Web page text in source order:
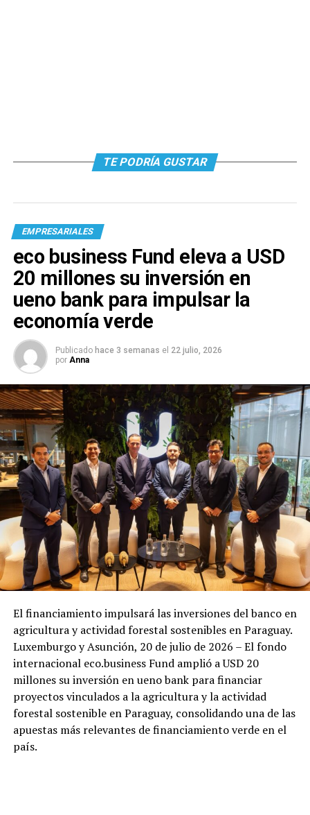
TE PODRÍA GUSTAR
EMPRESARIALES
eco business Fund eleva a USD
20 millones su inversión en
ueno bank para impulsar la
economía verde
Publicado hace 3 semanas el 22 julio, 2026
por Anna
El financiamiento impulsará las inversiones del banco en
agricultura y actividad forestal sostenibles en Paraguay.
Luxemburgo y Asunción, 20 de julio de 2026 – El fondo
internacional eco.business Fund amplió a USD 20
millones su inversión en ueno bank para financiar
proyectos vinculados a la agricultura y la actividad
forestal sostenible en Paraguay, consolidando una de las
apuestas más relevantes de financiamiento verde en el
país.